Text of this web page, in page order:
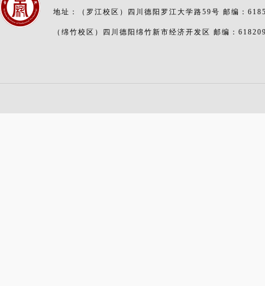
地址：（罗江校区）四川德阳罗江大学路59号 邮编：
（绵竹校区）四川德阳绵竹新市经济开发区 邮编：